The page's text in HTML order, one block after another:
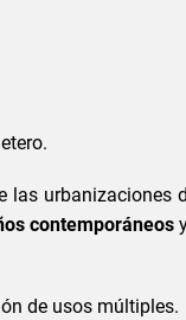
las urbanizaciones
contemporáneos
de usos múltiples.